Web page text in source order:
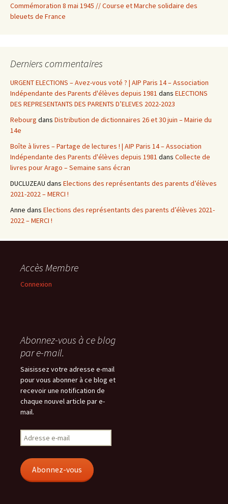
Commémoration 8 mai 1945 // Course et Marche solidaire des
bleuets de France
Derniers commentaires
URGENT ELECTIONS – Avez-vous voté ? | AIP Paris 14 – Association
Indépendante des Parents d'élèves depuis 1981 dans ELECTIONS
DES REPRESENTANTS DES PARENTS D’ELEVES 2022-2023
Rebourg dans Distribution de dictionnaires 26 et 30 juin – Mairie du
14e
Boîte à livres – Partage de lectures ! | AIP Paris 14 – Association
Indépendante des Parents d'élèves depuis 1981 dans Collecte de
livres pour Arago – Semaine sans écran
DUCLUZEAU dans Elections des représentants des parents d’élèves
2021-2022 – MERCI !
Anne dans Elections des représentants des parents d’élèves 2021-
2022 – MERCI !
Accès Membre
Connexion
Abonnez-vous à ce blog
par e-mail.
Saisissez votre adresse e-mail
pour vous abonner à ce blog et
recevoir une notification de
chaque nouvel article par e-
mail.
Adresse
e-
Abonnez-vous